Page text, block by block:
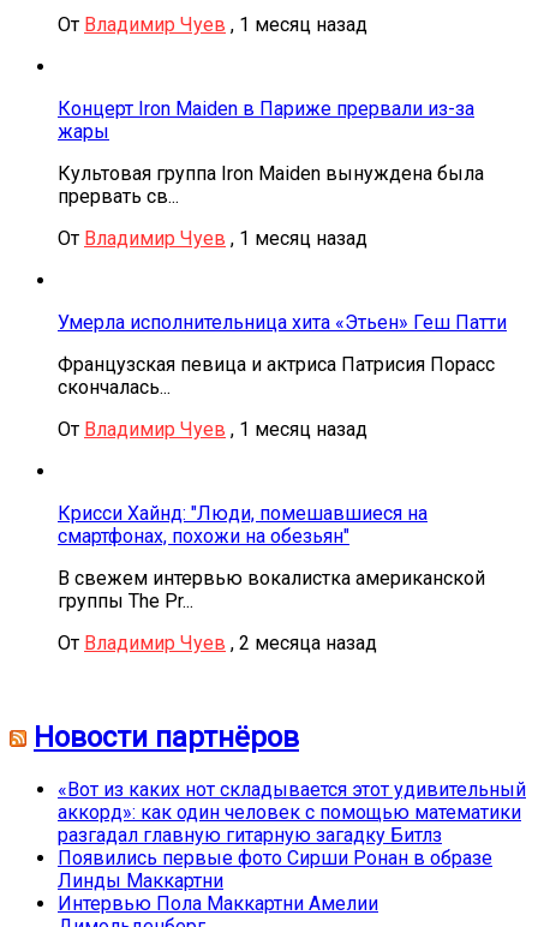
От Владимир Чуев , 1 месяц назад
Концерт Iron Maiden в Париже прервали из-за
жары
Культовая группа Iron Maiden вынуждена была
прервать св...
От Владимир Чуев , 1 месяц назад
Умерла исполнительница хита «Этьен» Геш Патти
Французская певица и актриса Патрисия Порасс
скончалась...
От Владимир Чуев , 1 месяц назад
Крисси Хайнд: "Люди, помешавшиеся на
смартфонах, похожи на обезьян"
В свежем интервью вокалистка американской
группы The Pr...
От Владимир Чуев , 2 месяца назад
Новости партнёров
«Вот из каких нот складывается этот удивительный
аккорд»: как один человек с помощью математики
разгадал главную гитарную загадку Битлз
Появились первые фото Сирши Ронан в образе
Линды Маккартни
Интервью Пола Маккартни Амелии